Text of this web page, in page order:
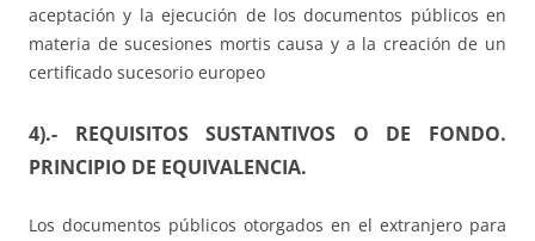
aceptación y la ejecución de los documentos públicos en
materia de sucesiones mortis causa y a la creación de un
certificado sucesorio europeo
4).- REQUISITOS SUSTANTIVOS O DE FONDO.
PRINCIPIO DE EQUIVALENCIA.
Los documentos públicos otorgados en el extranjero para